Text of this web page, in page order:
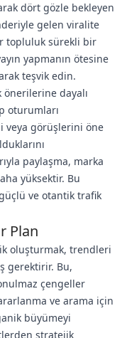
dört gözle bekleyen
gelen viralite
topluluk sürekli bir
yapmanın ötesine
teşvik edin.
dayalı
oturumları
veya görüşlerini öne
paylaşma, marka
yüksektir. Bu
ve otantik trafik
Plan
oluşturmak, trendleri
gerektirir. Bu,
çengeller
ve arama için
büyümeyi
stratejik